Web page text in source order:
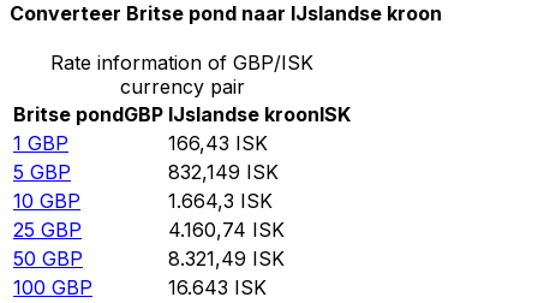
Converteer Britse pond naar IJslandse kroon
Rate information of GBP/ISK
currency pair
Britse pondGBP IJslandse kroonISK
1 GBP 166,43 ISK
5 GBP 832,149 ISK
10 GBP 1.664,3 ISK
25 GBP 4.160,74 ISK
50 GBP 8.321,49 ISK
100 GBP 16.643 ISK